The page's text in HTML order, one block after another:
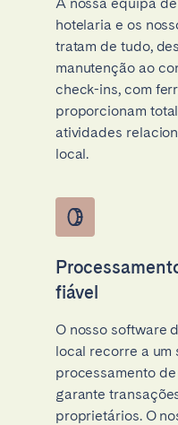
hotelaria e os
tratam de tudo,
manutenção ao
check-ins, com
proporcionam
atividades
local.
fiável
O nosso software
local recorre a um
processamento
garante
proprietários. O